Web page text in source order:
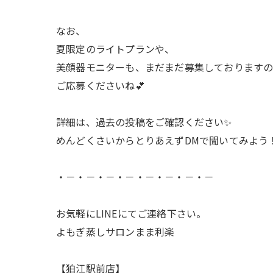
なお、
夏限定のライトプランや、
美顔器モニターも、まだまだ募集しておりますの
ご応募くださいね💕
詳細は、過去の投稿をご確認ください✨
めんどくさいからとりあえずDMで聞いてみよう
・－・－・－・－・－・－・－・－
お気軽にLINEにてご連絡下さい。
よもぎ蒸しサロンまま利楽
【狛江駅前店】